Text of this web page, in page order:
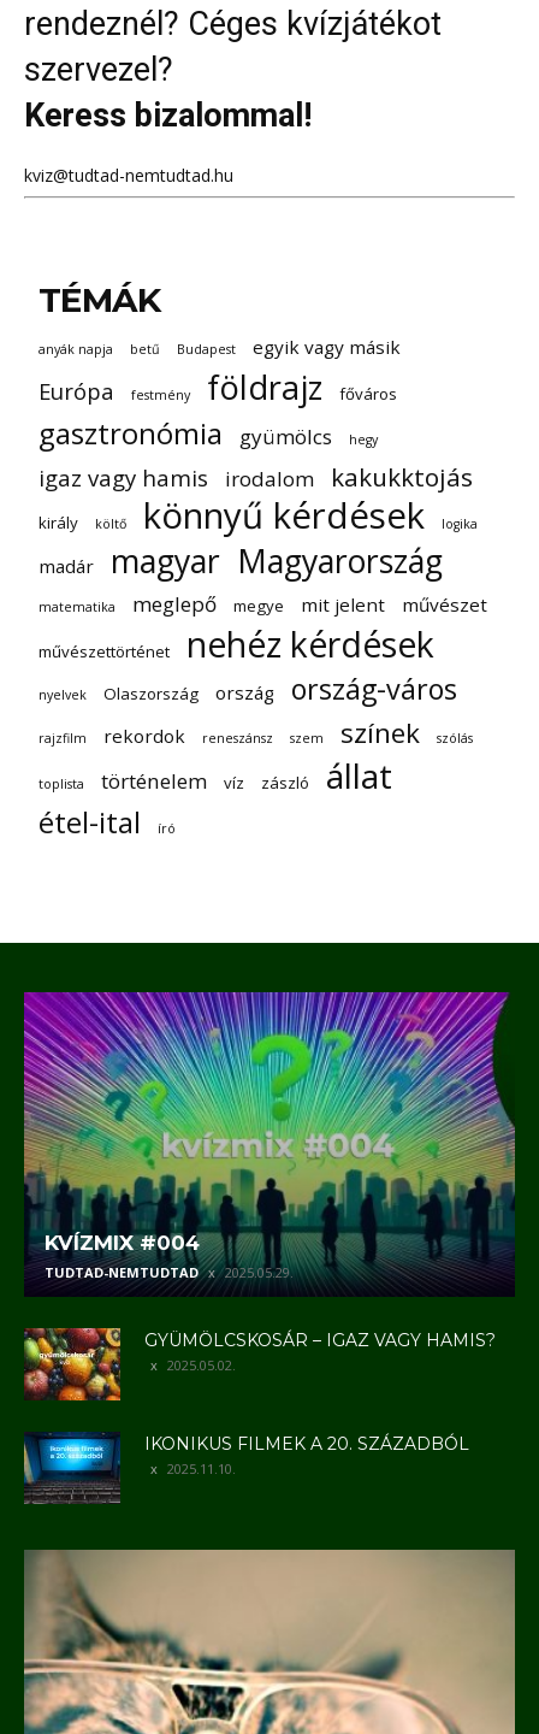
rendeznél? Céges kvízjátékot
szervezel?
Keress bizalommal!
kviz@tudtad-nemtudtad.hu
TÉMÁK
anyák napja betű Budapest egyik vagy másik
Európa festmény földrajz főváros
gasztronómia gyümölcs hegy
igaz vagy hamis irodalom kakukktojás
király költő könnyű kérdések logika
madár magyar Magyarország
matematika meglepő megye mit jelent művészet
művészettörténet nehéz kérdések
nyelvek Olaszország ország ország-város
rajzfilm rekordok reneszánsz szem színek szólás
toplista történelem víz zászló állat
étel-ital író
KVÍZMIX #004
TUDTAD-NEMTUDTAD 2025.05.29.
GYÜMÖLCSKOSÁR – IGAZ VAGY HAMIS?
2025.05.02.
IKONIKUS FILMEK A 20. SZÁZADBÓL
2025.11.10.